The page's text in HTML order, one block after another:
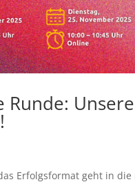
Runde:
Erfolgsformat geht in die